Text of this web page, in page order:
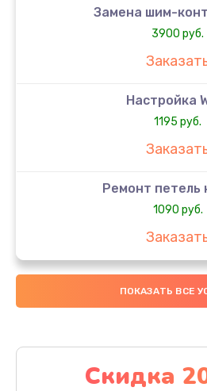
Замена шим-
3900 руб.
Настройка
1195 руб.
Ремонт петель
1090 руб.
Замена
1495 руб.
Установка
1000 руб.
ПОКАЗАТЬ ВСЕ
Скидка